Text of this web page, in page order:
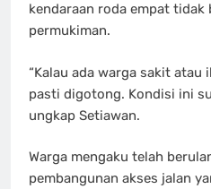
kendaraan roda empat tidak
permukiman.
“Kalau ada warga sakit atau
pasti digotong. Kondisi ini
ungkap Setiawan.
Warga mengaku telah
pembangunan akses jalan